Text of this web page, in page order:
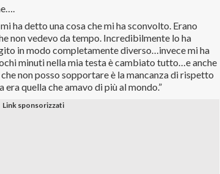
ha detto una cosa che mi ha sconvolto. Erano
non vedevo da tempo. Incredibilmente lo ha
in modo completamente diverso…invece mi ha
minuti nella mia testa è cambiato tutto…e anche
che non posso sopportare è la mancanza di rispetto
era quella che amavo di più al mondo.”